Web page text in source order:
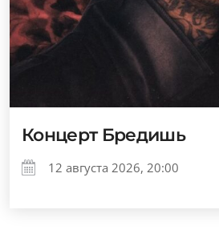
Концерт Бредишь
12 августа 2026, 20:00